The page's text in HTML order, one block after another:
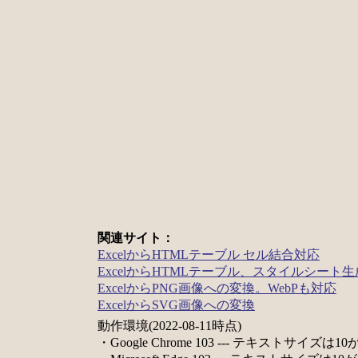
関連サイト：
ExcelからHTMLテーブル セル結合対応
ExcelからHTMLテーブル、スタイルシート生
ExcelからPNG画像への変換。WebPも対応
ExcelからSVG画像への変換
動作環境(2022-08-11時点)
・Google Chrome 103 --- テキストサイズは10